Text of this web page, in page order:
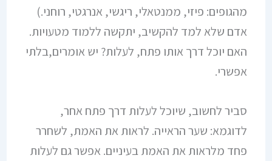
מהגופים: פיזי, ממנטאלי, ריגשי, אנרגטי, רוחני.)
אדם שלא למד להקשיב, יתקשה ללמוד מטעויות.
האם יוכל דרך אותו פתח, לעלות? יש אומרים,בלתי
אפשרי.
סביר לחשוב, שיוכל לעלות דרך פתח אחר,
לדוגמא: שער הראייה. לראות את האמת, לשחרר
פחד מלראות את האמת בעיניים. אפשר גם לעלות